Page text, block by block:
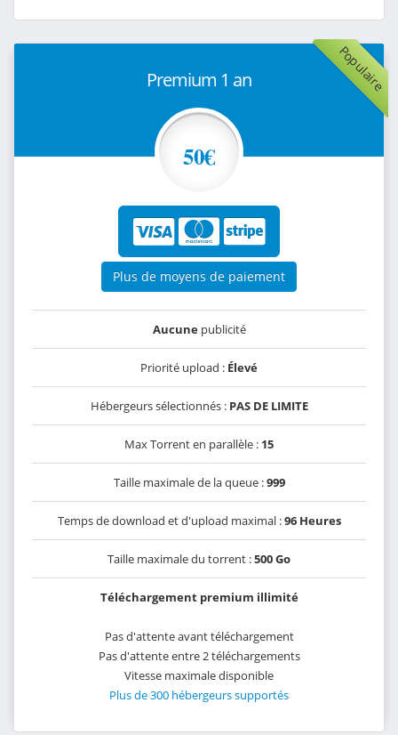
Populaire
Premium 1 an
50€
Plus de moyens de paiement
Aucunepublicité
Priorité upload : Élevé
Hébergeurs sélectionnés : PAS DE LIMITE
Max Torrent en parallèle : 15
Taille maximale de la queue :999
Temps de download et d'upload maximal :96 Heures
Taille maximale du torrent :500 Go
Téléchargement premium illimité
Pas d'attente avant téléchargement
Pas d'attente entre 2 téléchargements
Vitesse maximale disponible
Plus de 300 hébergeurs supportés